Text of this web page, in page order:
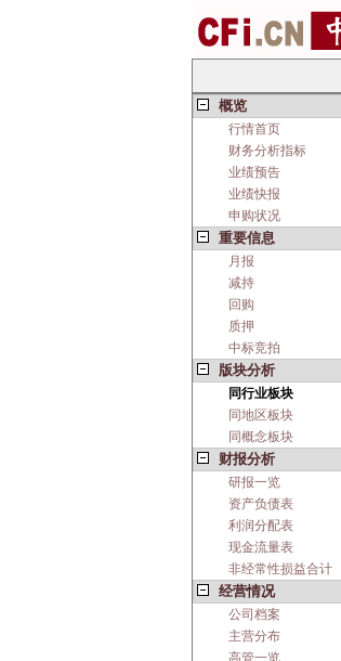
概览
行情首页
财务分析指标
业绩预告
业绩快报
申购状况
重要信息
月报
减持
回购
质押
中标竞拍
版块分析
同行业板块
同地区板块
同概念板块
财报分析
研报一览
资产负债表
利润分配表
现金流量表
非经常性损益合计
经营情况
公司档案
主营分布
高管一览